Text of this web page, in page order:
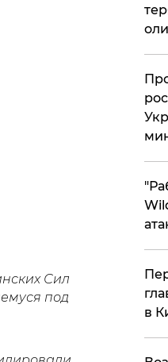
Сил
под
в